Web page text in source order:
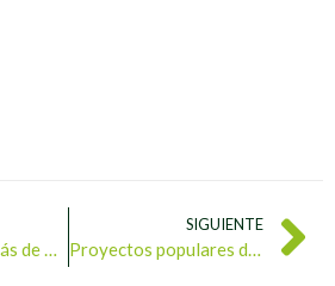
Guárico alista más de 7 mil bolsas con sustrato para la germinación de semillas
SIGUIENTE
Proyectos populares del 2026 en Táchira deben ser ecológicos